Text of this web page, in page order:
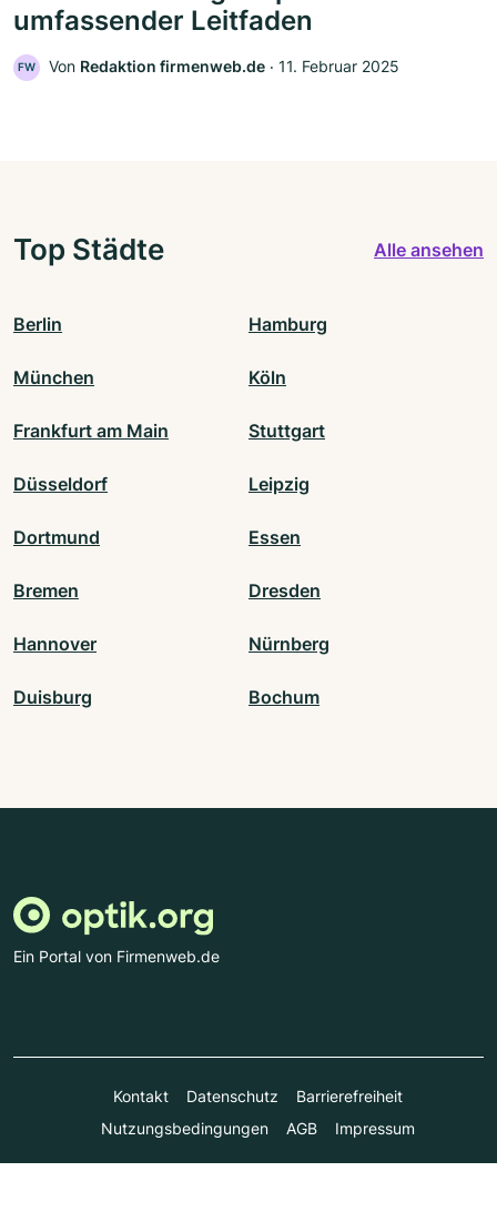
umfassender Leitfaden
FW Von Redaktion firmenweb.de ‧ 11. Februar 2025
Top Städte Alle ansehen
Berlin Hamburg
München Köln
Frankfurt am Main Stuttgart
Düsseldorf Leipzig
Dortmund Essen
Bremen Dresden
Hannover Nürnberg
Duisburg Bochum
Ein Portal von Firmenweb.de
Kontakt Datenschutz
Barrierefreiheit
Nutzungsbedingungen
AGB Impressum